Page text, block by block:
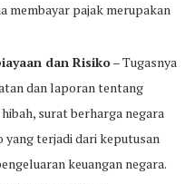
membayar pajak merupakan
dan Risiko– Tugasnya
dan laporan tentang
surat berharga negara
yang terjadi dari keputusan
keuangan negara.